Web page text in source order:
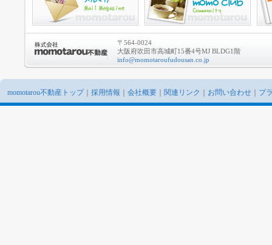
〒564-0024
大阪府吹田市高城町15番4号MJ BLDG1階
info@momotaroufudousan.co.jp
momotarou不動産トップ｜ 採用情報 会社概要 関連リンク お問い合わせ プ